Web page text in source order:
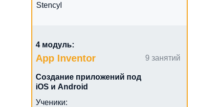
4 модуль:
9 занятий
App Inventor
Создание приложений под
iOS и Android
Ученики:
Stencyl